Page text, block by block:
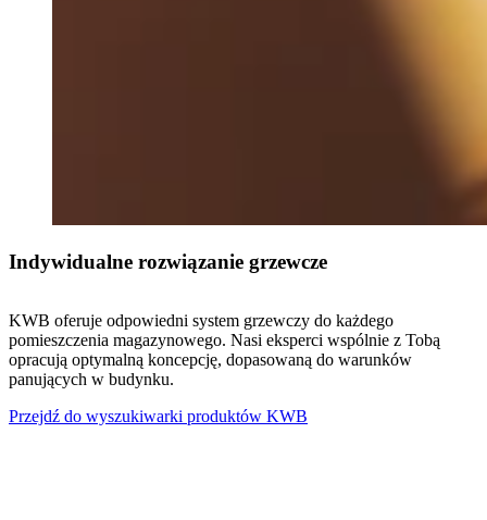
Indywidualne rozwiązanie grzewcze
KWB oferuje odpowiedni system grzewczy do każdego
pomieszczenia magazynowego. Nasi eksperci wspólnie z Tobą
opracują optymalną koncepcję, dopasowaną do warunków
panujących w budynku.
Przejdź do wyszukiwarki produktów KWB